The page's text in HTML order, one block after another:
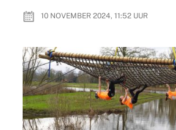
10 NOVEMBER 2024, 11:52UUR